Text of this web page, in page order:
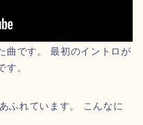
曲です。 最初のイントロが
す。
ふれています。 こんなに